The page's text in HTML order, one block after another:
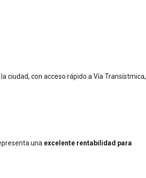
ciudad, con acceso rápido a Vía Transístmica,
una excelente rentabilidad para